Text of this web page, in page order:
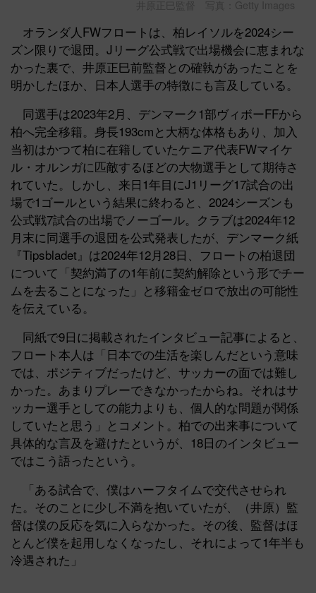
井原正巳監督 写真：Getty Images
オランダ人FWフロートは、柏レイソルを2024シー
ズン限りで退団。Jリーグ公式戦で出場機会に恵まれな
かった裏で、井原正巳前監督との確執があったことを
明かしたほか、日本人選手の特徴にも言及している。
同選手は2023年2月、デンマーク1部ヴィボーFFから
柏へ完全移籍。身長193cmと大柄な体格もあり、加入
当初はかつて柏に在籍していたケニア代表FWマイケ
ル・オルンガに匹敵するほどの大物選手として期待さ
れていた。しかし、来日1年目にJ1リーグ17試合の出
場で1ゴールという結果に終わると、2024シーズンも
公式戦7試合の出場でノーゴール。クラブは2024年12
月末に同選手の退団を公式発表したが、デンマーク紙
『Tipsbladet』は2024年12月28日、フロートの柏退団
について「契約満了の1年前に契約解除という形でチー
ムを去ることになった」と移籍金ゼロで放出の可能性
を伝えている。
同紙で9日に掲載されたインタビュー記事によると、
フロート本人は「日本での生活を楽しんだという意味
では、ポジティブだったけど、サッカーの面では難し
かった。あまりプレーできなかったからね。それはサ
ッカー選手としての能力よりも、個人的な問題が関係
していたと思う」とコメント。柏での出来事について
具体的な言及を避けたというが、18日のインタビュー
ではこう語ったという。
「ある試合で、僕はハーフタイムで交代させられ
た。そのことに少し不満を抱いていたが、（井原）監
督は僕の反応を気に入らなかった。その後、監督はほ
とんど僕を起用しなくなったし、それによって1年半も
冷遇された」